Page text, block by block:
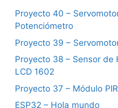
Proyecto 40 –
Potenciómetro
Proyecto 39 –
Proyecto 38 – Sensor de
LCD 1602
Proyecto 37 – Módulo
ESP32 – Hola mundo